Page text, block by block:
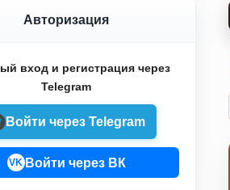
Авторизация
вход и регистрация через
Telegram
Войти через Telegram
VK Войти через ВК